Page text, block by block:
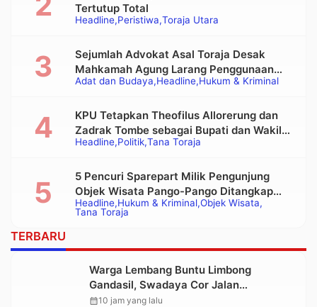
Headline Peristiwa Toraja Utara
Tertutup Total
Adat dan Budaya Headline Hukum & Kriminal
Sejumlah Advokat Asal Toraja Desak
Mahkamah Agung Larang Penggunaan
Alat Berat pada Eksekusi Rumah Adat
Headline Politik Tana Toraja
KPU Tetapkan Theofilus Allorerung dan
Zadrak Tombe sebagai Bupati dan Wakil
Bupati Tana Toraja Terpilih
Headline Hukum & Kriminal Objek Wisata
Tana Toraja
5 Pencuri Sparepart Milik Pengunjung
Objek Wisata Pango-Pango Ditangkap
Polisi
TERBARU
Warga Lembang Buntu Limbong
Gandasil, Swadaya Cor Jalan
Sepanjang 500 Meter
calendar_month10 jam yang lalu